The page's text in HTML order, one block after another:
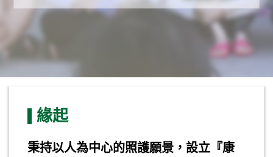
緣起
秉持以人為中心的照護願景，設立『康